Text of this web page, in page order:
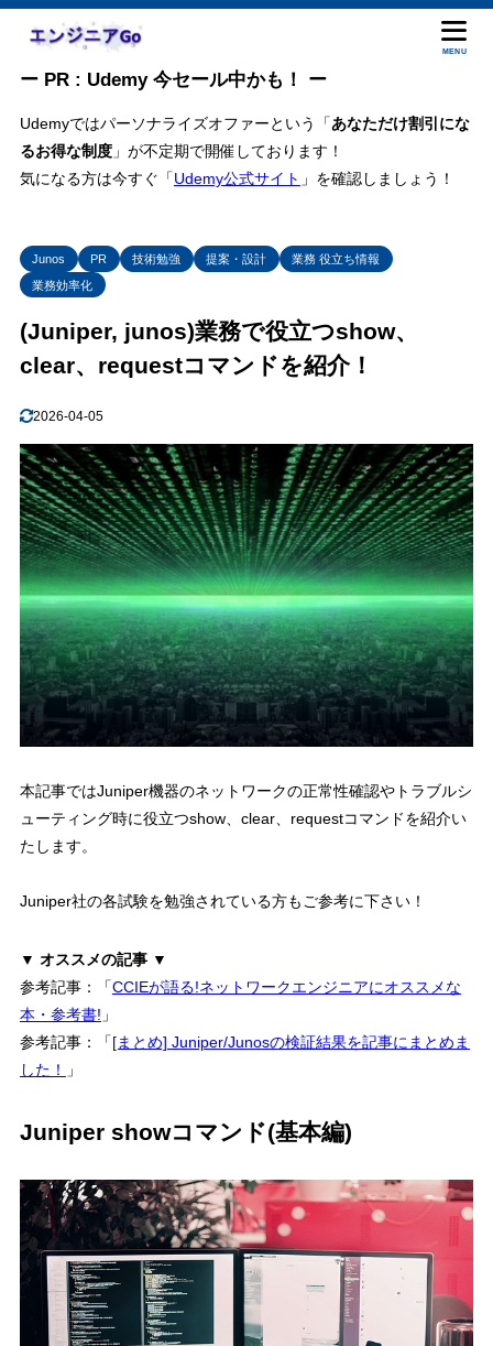
MENU
ー PR : Udemy 今セール中かも！ ー
Udemyではパーソナライズオファーという「あなただけ割引にな
るお得な制度」が不定期で開催しております！
気になる方は今すぐ「Udemy公式サイト 」を確認しましょう！
Junos PR 技術勉強 提案・設計
業務 役立ち情報
業務効率化
(Juniper, junos)業務で役立つshow、
clear、requestコマンドを紹介！
2026-04-05
本記事ではJuniper機器のネットワークの正常性確認やトラブルシ
ューティング時に役立つshow、clear、requestコマンドを紹介い
たします。
Juniper社の各試験を勉強されている方もご参考に下さい！
▼ オススメの記事 ▼
参考記事：「CCIEが語る!ネットワークエンジニアにオススメな
本・参考書! 」
参考記事：「[まとめ] Juniper/Junosの検証結果を記事にまとめま
した！
」
Juniper showコマンド(基本編)